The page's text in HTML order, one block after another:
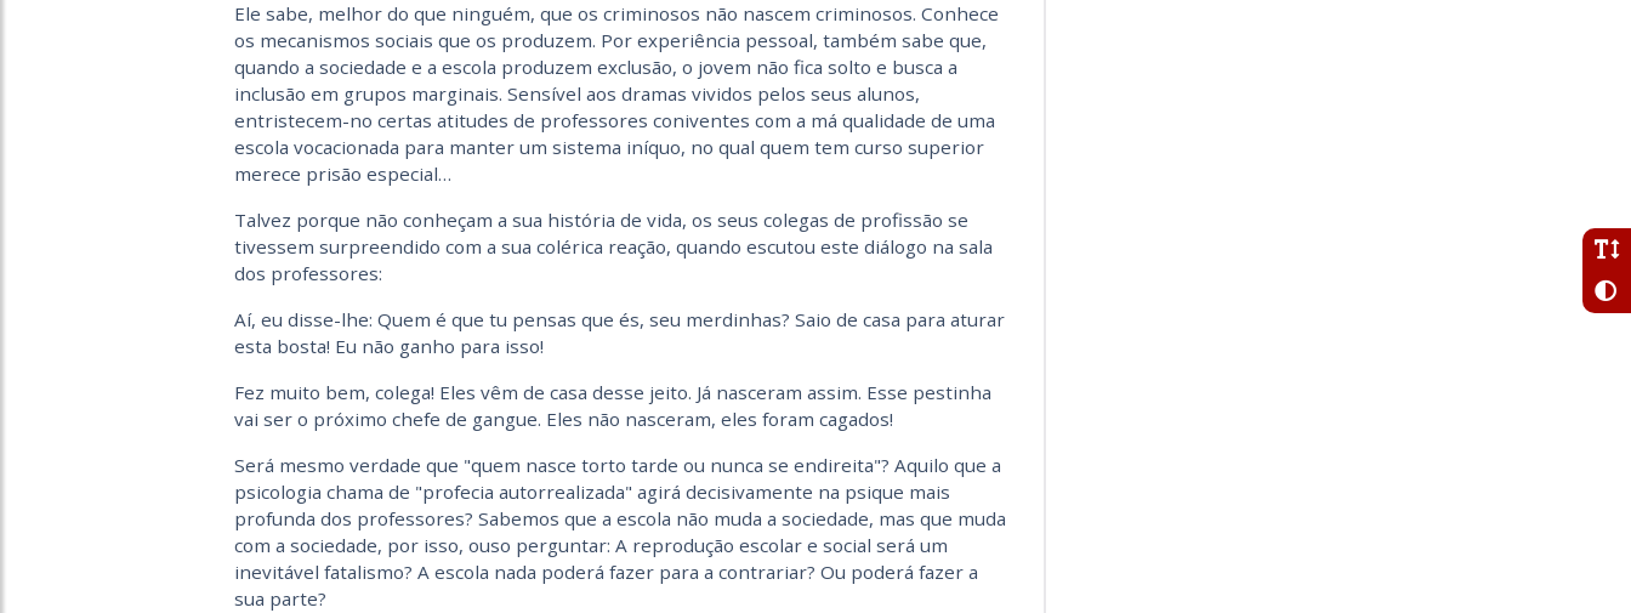
Ele sabe, melhor do que ninguém, que os criminosos não nascem criminosos. Conhece
os mecanismos sociais que os produzem. Por experiência pessoal, também sabe que,
quando a sociedade e a escola produzem exclusão, o jovem não fica solto e busca a
inclusão em grupos marginais. Sensível aos dramas vividos pelos seus alunos,
entristecem-no certas atitudes de professores coniventes com a má qualidade de uma
escola vocacionada para manter um sistema iníquo, no qual quem tem curso superior
merece prisão especial…
Talvez porque não conheçam a sua história de vida, os seus colegas de profissão se
tivessem surpreendido com a sua colérica reação, quando escutou este diálogo na sala
dos professores:
Aí, eu disse-lhe: Quem é que tu pensas que és, seu merdinhas? Saio de casa para aturar
esta bosta! Eu não ganho para isso!
Fez muito bem, colega! Eles vêm de casa desse jeito. Já nasceram assim. Esse pestinha
vai ser o próximo chefe de gangue. Eles não nasceram, eles foram cagados!
Será mesmo verdade que "quem nasce torto tarde ou nunca se endireita"? Aquilo que a
psicologia chama de "profecia autorrealizada" agirá decisivamente na psique mais
profunda dos professores? Sabemos que a escola não muda a sociedade, mas que muda
com a sociedade, por isso, ouso perguntar: A reprodução escolar e social será um
inevitável fatalismo? A escola nada poderá fazer para a contrariar? Ou poderá fazer a
sua parte?